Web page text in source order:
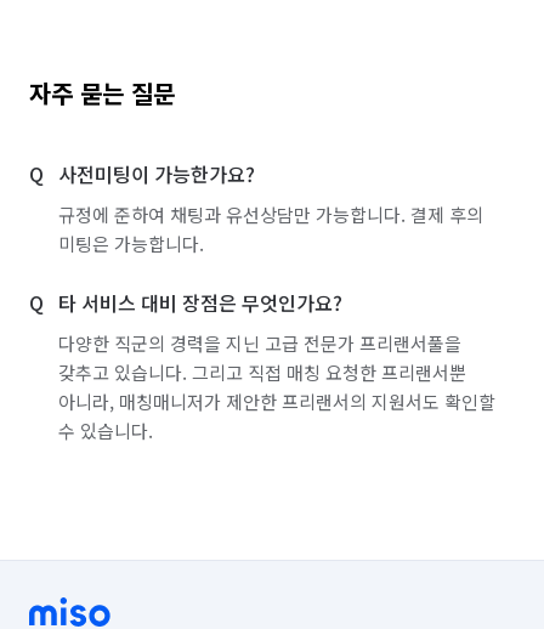
서울 서대문구
서울 영등포구 서울 용산구
서울 종로구 서울 중구 서울 중랑구
인천 동구 인천 부평구 인천 서구
인천 연수구 인천 옹진군 인천 중구
자주 묻는 질문
사전미팅이 가능한가요?
규정에 준하여 채팅과 유선상담만 가능합니다. 결제 후의
미팅은 가능합니다.
타 서비스 대비 장점은 무엇인가요?
다양한 직군의 경력을 지닌 고급 전문가 프리랜서풀을
갖추고 있습니다. 그리고 직접 매칭 요청한 프리랜서뿐
아니라, 매칭매니저가 제안한 프리랜서의 지원서도 확인할
수 있습니다.